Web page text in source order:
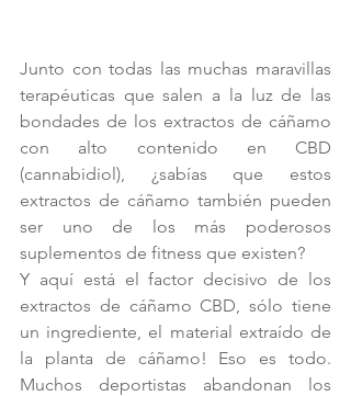
Junto con todas las muchas maravillas
terapéuticas que salen a la luz de las
bondades de los extractos de cáñamo
con alto contenido en CBD
(cannabidiol), ¿sabías que estos
extractos de cáñamo también pueden
ser uno de los más poderosos
suplementos de fitness que existen?
Y aquí está el factor decisivo de los
extractos de cáñamo CBD, sólo tiene
un ingrediente, el material extraído de
la planta de cáñamo! Eso es todo.
Muchos deportistas abandonan los